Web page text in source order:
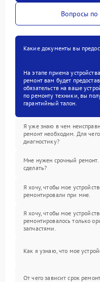
Вопросы по
Какие документы вы
На этапе приема
ремонт вам будет
обязательств на ваше
по ремонту техники, вы
гарантийный талон.
Я уже знаю в чем
ремонт необходим. Для
диагностику?
Мне нужен срочный
сделать?
Я хочу, чтобы мое
ремонтировали при мне.
Я хочу, чтобы мое
ремонтировалось только
запчастями.
Как я узнаю, что мое
От чего зависит срок